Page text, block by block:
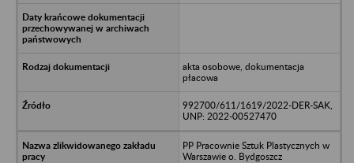
akta osobowe, dokumentacja
płacowa
992700/611/1619/2022-DER-SAK,
UNP: 2022-00527470
PP Pracownie Sztuk Plastycznych w
Warszawie o. Bydgoszcz